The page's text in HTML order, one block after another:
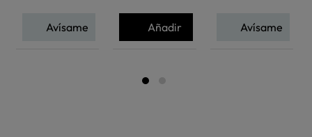
Avísame Añadir Avísame